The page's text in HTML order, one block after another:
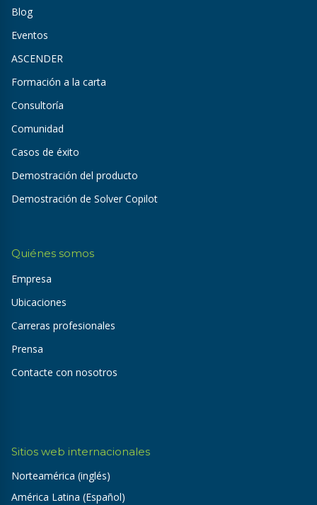
Blog
Eventos
ASCENDER
Formación a la carta
Consultoría
Comunidad
Casos de éxito
Demostración del producto
Demostración de Solver Copilot
Quiénes somos
Empresa
Ubicaciones
Carreras profesionales
Prensa
Contacte con nosotros
Sitios web internacionales
Norteamérica (inglés)
América Latina (Español)